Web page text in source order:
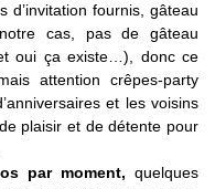
fournis, gâteau
cas, pas de gâteau
oui ça existe…), donc ce
attention crêpes-party
et les voisins
plaisir et de détente pour
par moment, quelques